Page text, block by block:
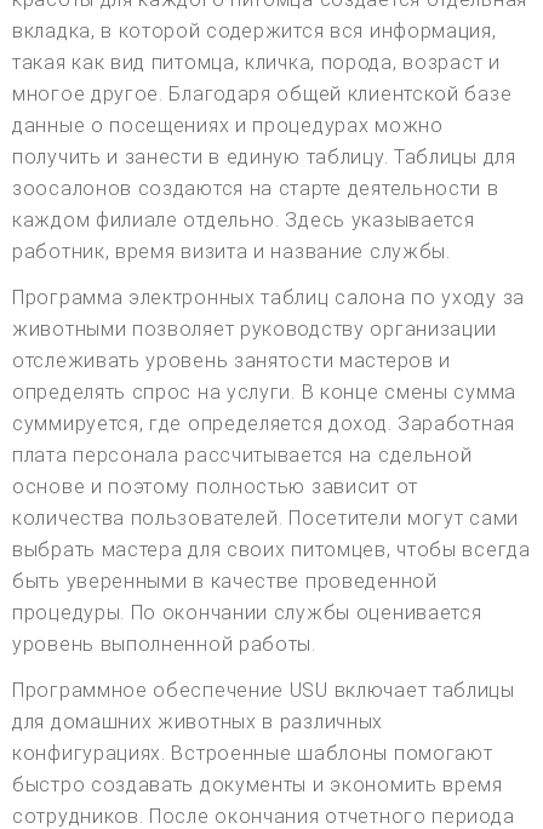
вкладка, в которой содержится вся информация,
такая как вид питомца, кличка, порода, возраст и
многое другое. Благодаря общей клиентской базе
данные о посещениях и процедурах можно
получить и занести в единую таблицу. Таблицы для
зоосалонов создаются на старте деятельности в
каждом филиале отдельно. Здесь указывается
работник, время визита и название службы.
Программа электронных таблиц салона по уходу за
животными позволяет руководству организации
отслеживать уровень занятости мастеров и
определять спрос на услуги. В конце смены сумма
суммируется, где определяется доход. Заработная
плата персонала рассчитывается на сдельной
основе и поэтому полностью зависит от
количества пользователей. Посетители могут сами
выбрать мастера для своих питомцев, чтобы всегда
быть уверенными в качестве проведенной
процедуры. По окончании службы оценивается
уровень выполненной работы.
Программное обеспечение USU включает таблицы
для домашних животных в различных
конфигурациях. Встроенные шаблоны помогают
быстро создавать документы и экономить время
сотрудников. После окончания отчетного периода